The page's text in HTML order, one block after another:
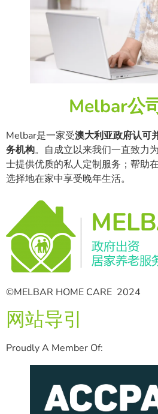
Melbar公
Melbar是一家受澳大利亚政府认可
务机构。自成立以来我们一直致力
士提供优质的私人定制服务；帮助
选择地在家中享受晚年生活。
©MELBAR HOME CARE 2024
网站导引
Proudly A Member Of: